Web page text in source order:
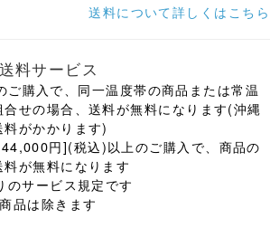
送料について詳しくはこちら
料サービス
購入で、同一温度帯の商品または常温
せの場合、送料が無料になります(沖縄
がかかります)
円](税込)以上のご購入で、商品の
が無料になります
サービス規定です
品は除きます